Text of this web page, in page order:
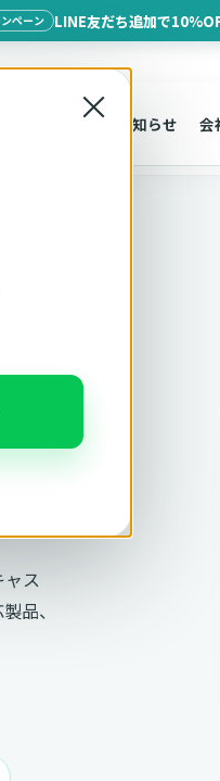
ペーン LINE友だち追加で
×
サポート お知らせ 会
ス
品、